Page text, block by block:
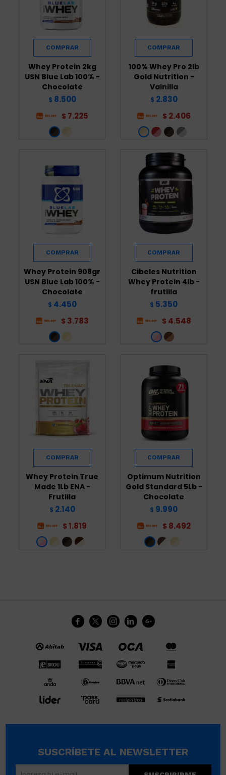
Whey Protein 2kg
USN Blue Lab 100% -
Chocolate
$ 8.500
$ 7.225
100% Whey Pro 2lb
Gold Nutrition -
Vainilla
$ 2.830
$ 2.406
Whey Protein 908gr
USN Blue Lab 100% -
Chocolate
$ 4.450
$ 3.783
Cibeles Nutrition
Whey Protein 4lb -
frutilla
$ 5.350
$ 4.548
Whey Protein True
Made 1Lb ENA -
Frutilla
$ 2.140
$ 1.819
Optimum Nutrition
Gold Standard 5Lb -
Chocolate
$ 9.990
$ 8.492
    
SUSCRÍBETE AL NEWSLETTER